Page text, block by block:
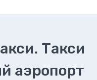
Такси
аэропорт